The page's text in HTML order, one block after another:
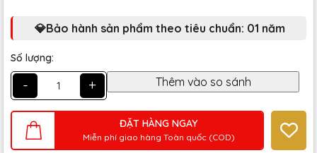
💎Bảo hành sản phẩm theo tiêu chuẩn: 01 năm
Số lượng:
- +
ĐẶT HÀNG NGAY
Miễn phí giao hàng Toàn quốc (COD)